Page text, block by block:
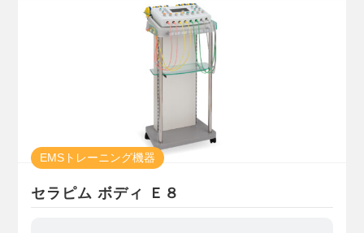
EMSトレーニング機器
セラピム ボディ Ｅ８